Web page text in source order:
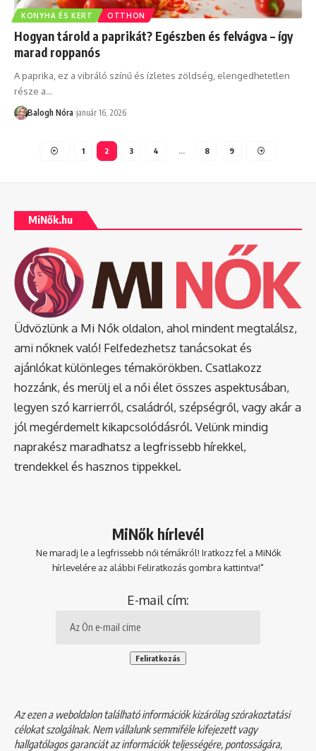
KONYHA ÉS KERT OTTHON
Hogyan tárold a paprikát? Egészben és felvágva – így
marad roppanós
A paprika, ez a vibráló színű és ízletes zöldség, elengedhetetlen
része a…
Balogh Nóra január 16, 2026
1 2 3 4 … 8 9
MiNők.hu
Üdvözlünk a Mi Nők oldalon, ahol mindent megtalálsz,
ami nőknek való! Felfedezhetsz tanácsokat és
ajánlókat különleges témakörökben. Csatlakozz
hozzánk, és merülj el a női élet összes aspektusában,
legyen szó karrierről, családról, szépségről, vagy akár a
jól megérdemelt kikapcsolódásról. Velünk mindig
naprakész maradhatsz a legfrissebb hírekkel,
trendekkel és hasznos tippekkel.
MiNők hírlevél
Ne maradj le a legfrissebb női témákról! Iratkozz fel a MiNők
hírlevelére az alábbi Feliratkozás gombra kattintva!"
E-mail cím:
Az ezen a weboldalon található információk kizárólag szórakoztatási
célokat szolgálnak. Nem vállalunk semmiféle kifejezett vagy
hallgatólagos garanciát az információk teljességére, pontosságára,